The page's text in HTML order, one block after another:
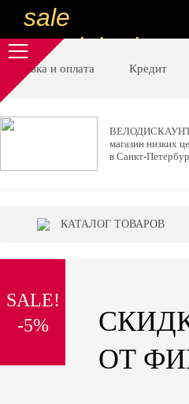
sale
special price
sale
низкие цены
вот дешево
special price
sale
надо брать
sale
Доставка и оплата Кредит
магазин низких
в Санкт-
КАТАЛОГ ТОВАРОВ
SALE!
-5%
ОТ